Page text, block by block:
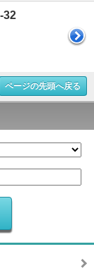
32
ページの先頭へ戻る